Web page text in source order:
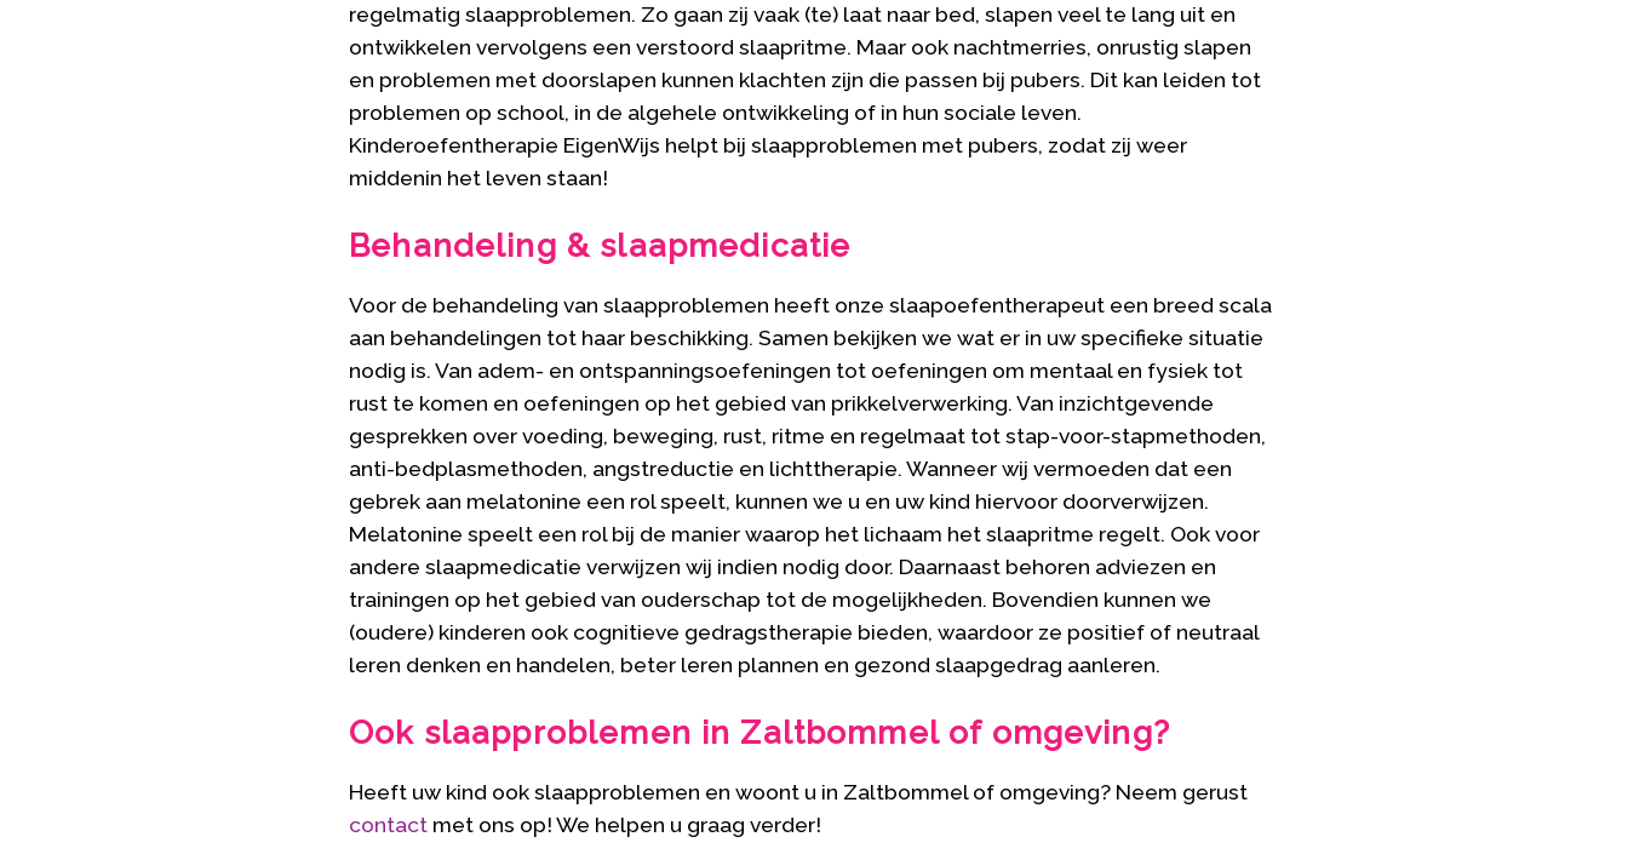
regelmatig slaapproblemen. Zo gaan zij vaak (te) laat naar bed, slapen veel te lang uit en
ontwikkelen vervolgens een verstoord slaapritme. Maar ook nachtmerries, onrustig slapen
en problemen met doorslapen kunnen klachten zijn die passen bij pubers. Dit kan leiden tot
problemen op school, in de algehele ontwikkeling of in hun sociale leven.
Kinderoefentherapie EigenWijs helpt bij slaapproblemen met pubers, zodat zij weer
middenin het leven staan!
Behandeling & slaapmedicatie
Voor de behandeling van slaapproblemen heeft onze slaapoefentherapeut een breed scala
aan behandelingen tot haar beschikking. Samen bekijken we wat er in uw specifieke situatie
nodig is. Van adem- en ontspanningsoefeningen tot oefeningen om mentaal en fysiek tot
rust te komen en oefeningen op het gebied van prikkelverwerking. Van inzichtgevende
gesprekken over voeding, beweging, rust, ritme en regelmaat tot stap-voor-stapmethoden,
anti-bedplasmethoden, angstreductie en lichttherapie. Wanneer wij vermoeden dat een
gebrek aan melatonine een rol speelt, kunnen we u en uw kind hiervoor doorverwijzen.
Melatonine speelt een rol bij de manier waarop het lichaam het slaapritme regelt. Ook voor
andere slaapmedicatie verwijzen wij indien nodig door. Daarnaast behoren adviezen en
trainingen op het gebied van ouderschap tot de mogelijkheden. Bovendien kunnen we
(oudere) kinderen ook cognitieve gedragstherapie bieden, waardoor ze positief of neutraal
leren denken en handelen, beter leren plannen en gezond slaapgedrag aanleren.
Ook slaapproblemen in Zaltbommel of omgeving?
Heeft uw kind ook slaapproblemen en woont u in Zaltbommel of omgeving? Neem gerust
contact met ons op! We helpen u graag verder!